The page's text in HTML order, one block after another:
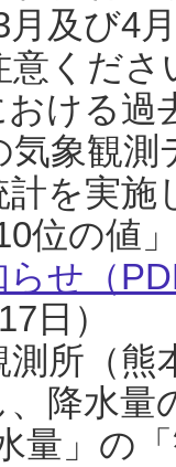
月及び4
意くだ
ける過
気象観
を実
位の値
らせ（
日）
所（熊
降水
量」の